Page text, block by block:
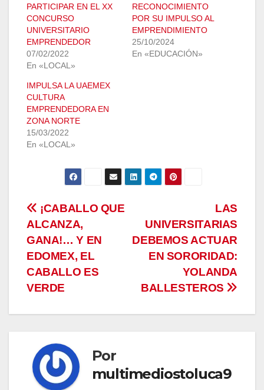
PARTICIPAR EN EL XX
CONCURSO
UNIVERSITARIO
EMPRENDEDOR
07/02/2022
En «LOCAL»
RECONOCIMIENTO
POR SU IMPULSO AL
EMPRENDIMIENTO
25/10/2024
En «EDUCACIÓN»
IMPULSA LA UAEMEX
CULTURA
EMPRENDEDORA EN
ZONA NORTE
15/03/2022
En «LOCAL»
Navegación
de
entradas
LAS
UNIVERSITARIAS
DEBEMOS ACTUAR
EN SORORIDAD:
YOLANDA
BALLESTEROS
¡CABALLO QUE
ALCANZA,
GANA!… Y EN
EDOMEX, EL
CABALLO ES
VERDE
Por
multimediostoluca9